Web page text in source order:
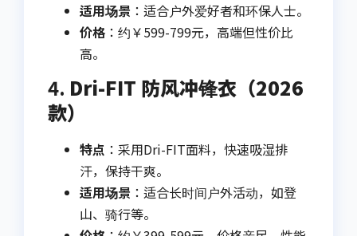
适用场景 ：适合户外爱好者和环保人士。
价格 ：约￥599-799元，高端但性价比
高。
4. Dri-FIT 防风冲锋衣（2026
款）
特点 ：采用Dri-FIT面料，快速吸湿排
汗，保持干爽。
适用场景 ：适合长时间户外活动，如登
山、骑行等。